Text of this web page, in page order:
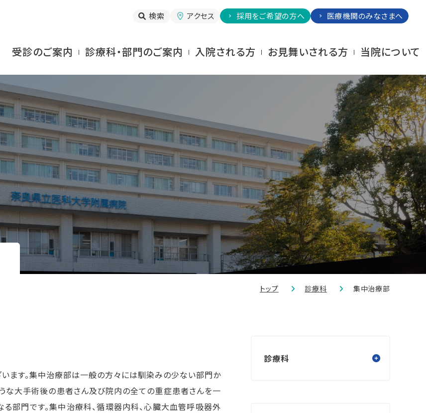
検索 アクセス 採用をご希望の方へ 医療機関のみなさまへ
受診のご案内 診療科・部門のご案内 ⼊院される⽅ お⾒舞いされる⽅ 当院について
トップ 診療科 集中治療部
ます。集中治療部は一般の方々には馴染みの少ない部門か
な大手術後の患者さん及び院内の全ての重症患者さんを一
部門です。集中治療科、循環器内科、心臓大血管呼吸器外
診療科